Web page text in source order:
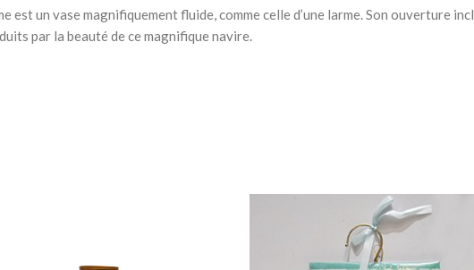
est un vase magnifiquement fluide, comme celle d’une larme. Son ouverture
par la beauté de ce magnifique navire.